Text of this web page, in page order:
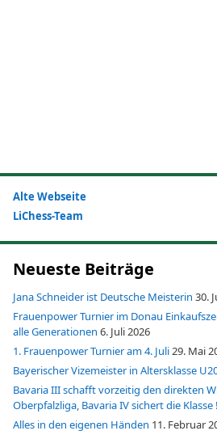
Alte Webseite
LiChess-Team
Neueste Beiträge
Jana Schneider ist Deutsche Meisterin 30.
Frauenpower Turnier im Donau
alle Generationen 6. Juli 2026
1. Frauenpower Turnier am 4. Juli29. Mai
Bayerischer Vizemeister in Altersklasse
Bavaria III schafft vorzeitig den direkten
Oberpfalzliga, Bavaria IV sichert die Klasse !
Alles in den eigenen Händen 11. Februar